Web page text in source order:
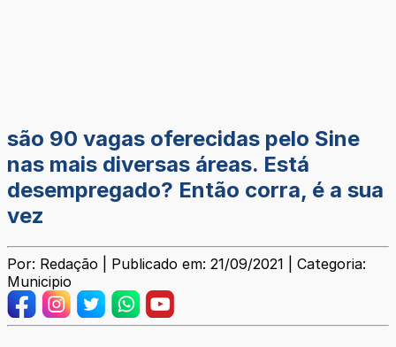
são 90 vagas oferecidas pelo Sine
nas mais diversas áreas. Está
desempregado? Então corra, é a sua
vez
Por: Redação | Publicado em: 21/09/2021 | Categoria:
Municipio